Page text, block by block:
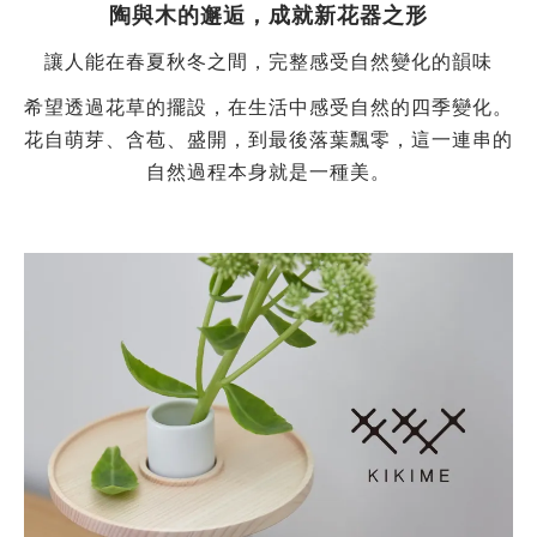
陶與木的邂逅，成就新花器之形
讓人能在春夏秋冬之間，完整感受自然變化的韻味
希望透過花草的擺設，在生活中感受自然的四季變化。
花自萌芽、含苞、盛開，到最後落葉飄零，這一連串的
自然過程本身就是一種美。